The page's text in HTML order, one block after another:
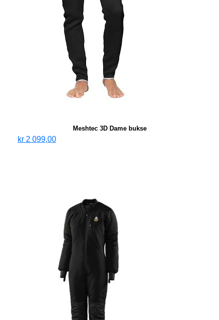
Meshtec 3D Dame bukse
kr 2 099,00